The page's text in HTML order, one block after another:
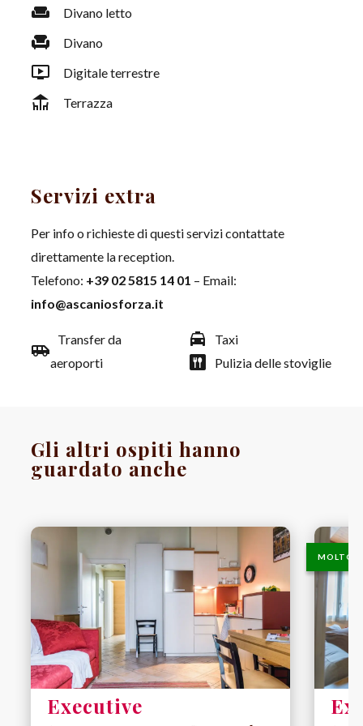
weekend Divano letto
chair Divano
ondemand_video Digitale terrestre
deck Terrazza
Servizi extra
Per info o richieste di questi servizi contattate
direttamente la reception.
Telefono: +39 02 5815 14 01 – Email:
info@ascaniosforza.it
airport_shuttle
Transfer da
aeroporti
local_taxi Taxi
dining Pulizia delle stoviglie
Gli altri ospiti hanno
guardato anche
Executive
MOLTO